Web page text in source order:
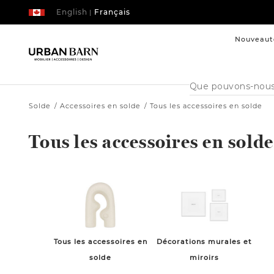
| Français
English
Cataloque
de
Solde Accessoires en solde Tous les accessoires en solde
Tous les accessoires en solde
Tous les accessoires en
solde
Décorations murales et
miroirs